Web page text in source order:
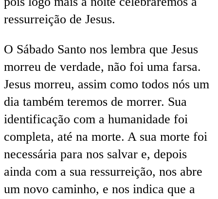
ressurreição de Jesus.
O Sábado Santo nos lembra que Jesus
morreu de verdade, não foi uma farsa.
Jesus morreu, assim como todos nós um
dia também teremos de morrer. Sua
identificação com a humanidade foi
completa, até na morte. A sua morte foi
necessária para nos salvar e, depois
ainda com a sua ressurreição, nos abre
um novo caminho, e nos indica que a